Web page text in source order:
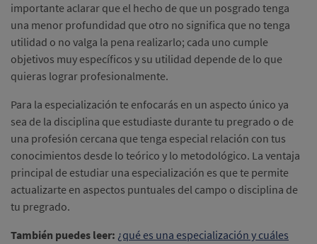
importante aclarar que el hecho de que un posgrado tenga
una menor profundidad que otro no significa que no tenga
utilidad o no valga la pena realizarlo; cada uno cumple
objetivos muy específicos y su utilidad depende de lo que
quieras lograr profesionalmente.
Para la especialización te enfocarás en un aspecto único ya
sea de la disciplina que estudiaste durante tu pregrado o de
una profesión cercana que tenga especial relación con tus
conocimientos desde lo teórico y lo metodológico. La ventaja
principal de estudiar una especialización es que te permite
actualizarte en aspectos puntuales del campo o disciplina de
tu pregrado.
También puedes leer: ¿qué es una especialización y cuáles